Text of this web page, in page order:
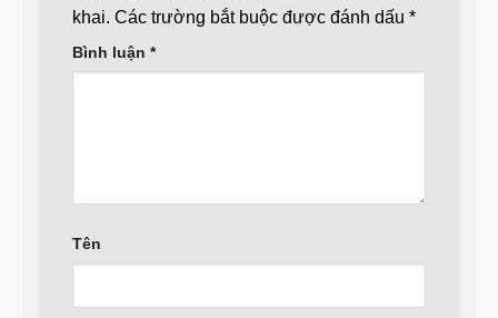
khai. Các trường bắt buộc được đánh dấu *
Bình luận *
Tên